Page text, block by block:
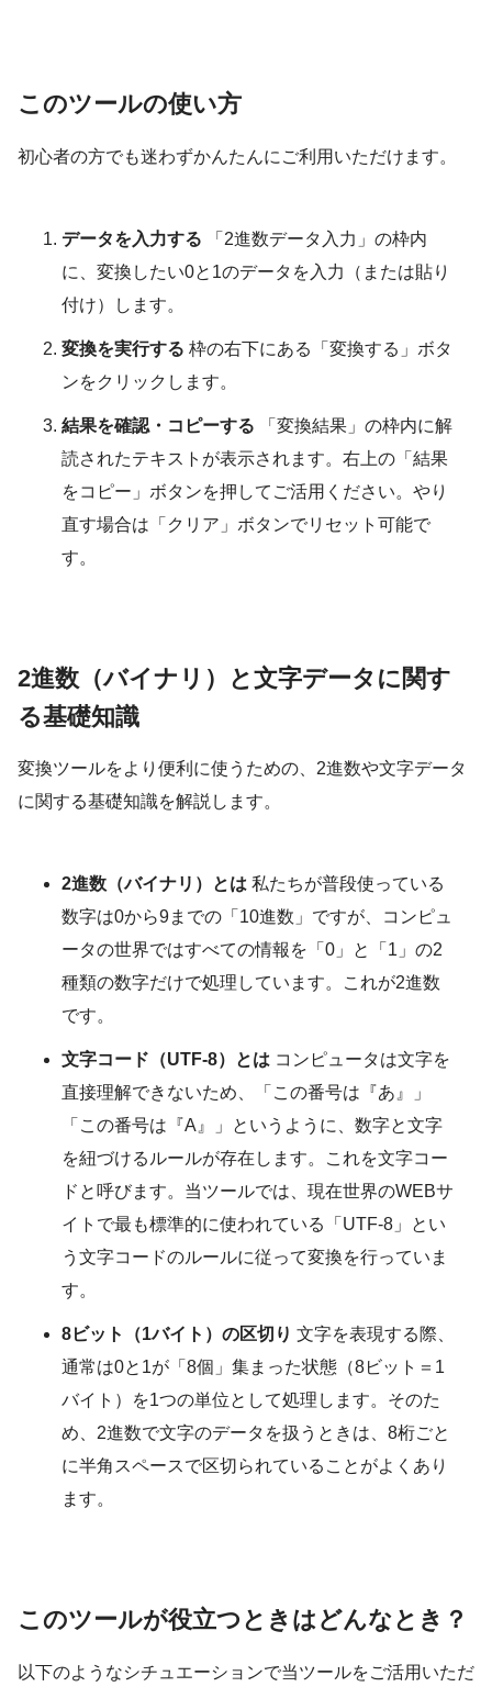
このツールの使い方
初心者の方でも迷わずかんたんにご利用いただけます。
データを入力する 「2進数データ入力」の枠内
に、変換したい0と1のデータを入力（または貼り
付け）します。
変換を実行する 枠の右下にある「変換する」ボタ
ンをクリックします。
結果を確認・コピーする 「変換結果」の枠内に解
読されたテキストが表示されます。右上の「結果
をコピー」ボタンを押してご活用ください。やり
直す場合は「クリア」ボタンでリセット可能で
す。
2進数（バイナリ）と文字データ に関す
る基礎知識
変換ツールをより便利に使うための、2進数や文字データ
に関する基礎知識を解説します。
2進数（バイナリ）とは 私たちが普段使っている
数字は0から9までの「10進数」ですが、コンピュ
ータの世界ではすべての情報を「0」と「1」の2
種類の数字だけで処理しています。これが2進数
です。
文字コード（UTF-8）とは コンピュータは文字を
直接理解できないため、「この番号は『あ』」
「この番号は『A』」というように、数字と文字
を紐づけるルールが存在します。これを文字コー
ドと呼びます。当ツールでは、現在世界のWEBサ
イトで最も標準的に使われている「UTF-8」とい
う文字コードのルールに従って変換を行っていま
す。
8ビット（1バイト）の区切り 文字を表現する際、
通常は0と1が「8個」集まった状態（8ビット＝1
バイト）を1つの単位として処理します。そのた
め、2進数で文字のデータを扱うときは、8桁ごと
に半角スペースで区切られていることがよくあり
ます。
このツールが役立つときはどんなとき？
以下のようなシチュエーションで当ツールをご活用いただ